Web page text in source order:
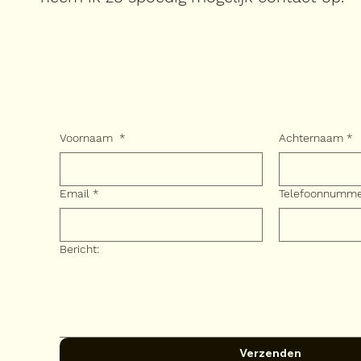
Voornaam * Achternaam *
Email *
Bericht:
Verzenden